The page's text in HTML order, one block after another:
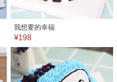
我想要的幸福
¥198